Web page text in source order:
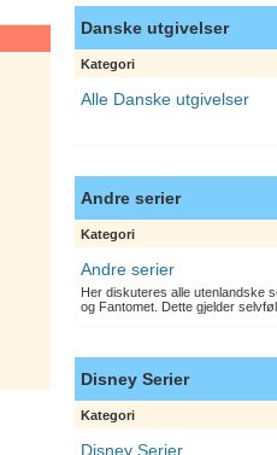
Danske utgivelser
Kategori
Alle Danske utgivelser
Andre serier
Kategori
Andre serier
Her diskuteres alle utenlandske
og Fantomet. Dette gjelder
Disney Serier
Kategori
Disney Serier